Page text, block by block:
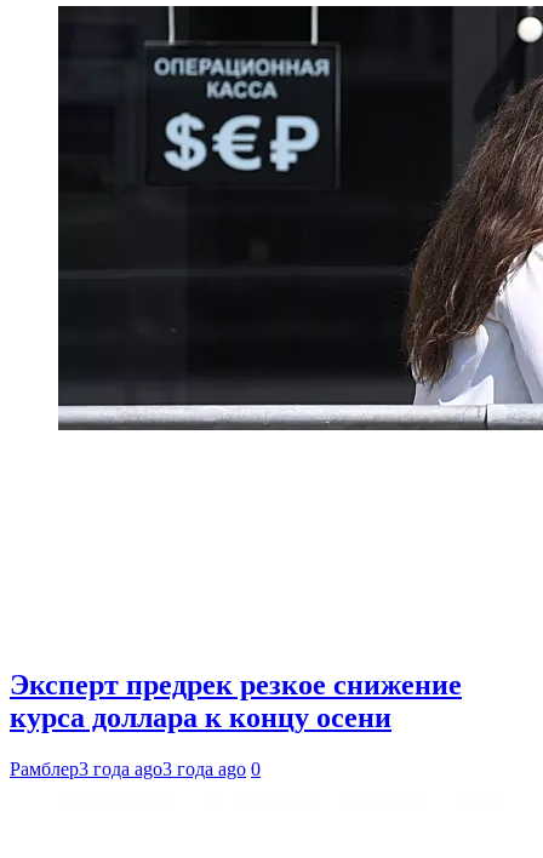
Эксперт предрек резкое снижение
курса доллара к концу осени
Рамблер3 года ago3 года ago 0